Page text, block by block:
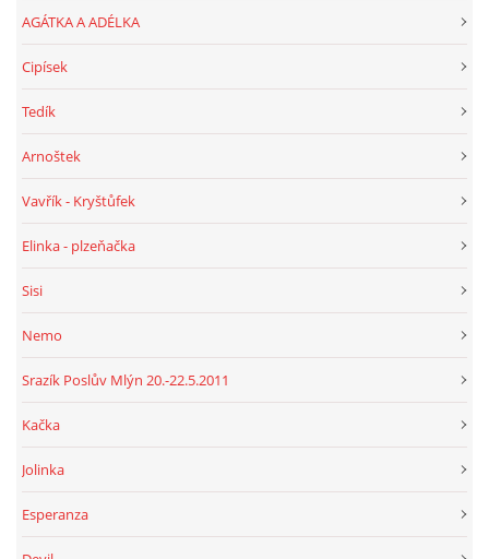
AGÁTKA A ADÉLKA
Cipísek
Tedík
Arnoštek
Vavřík - Kryštůfek
Elinka - plzeňačka
Sisi
Nemo
Srazík Poslův Mlýn 20.-22.5.2011
Kačka
Jolinka
Esperanza